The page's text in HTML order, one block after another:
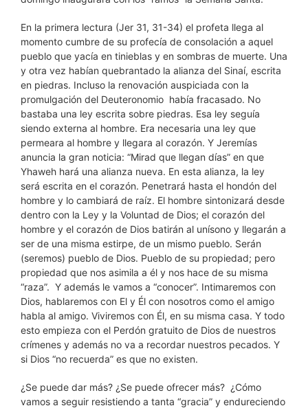
En la primera lectura (Jer 31, 31-34) el profeta llega al
momento cumbre de su profecía de consolación a aquel
pueblo que yacía en tinieblas y en sombras de muerte. Una
y otra vez habían quebrantado la alianza del Sinaí, escrita
en piedras. Incluso la renovación auspiciada con la
promulgación del Deuteronomio había fracasado. No
bastaba una ley escrita sobre piedras. Esa ley seguía
siendo externa al hombre. Era necesaria una ley que
permeara al hombre y llegara al corazón. Y Jeremías
anuncia la gran noticia: “Mirad que llegan días” en que
Yhaweh hará una alianza nueva. En esta alianza, la ley
será escrita en el corazón. Penetrará hasta el hondón del
hombre y lo cambiará de raíz. El hombre sintonizará desde
dentro con la Ley y la Voluntad de Dios; el corazón del
hombre y el corazón de Dios batirán al unísono y llegarán a
ser de una misma estirpe, de un mismo pueblo. Serán
(seremos) pueblo de Dios. Pueblo de su propiedad; pero
propiedad que nos asimila a él y nos hace de su misma
“raza”. Y además le vamos a “conocer”. Intimaremos con
Dios, hablaremos con El y Él con nosotros como el amigo
habla al amigo. Viviremos con Él, en su misma casa. Y todo
esto empieza con el Perdón gratuito de Dios de nuestros
crímenes y además no va a recordar nuestros pecados. Y
si Dios “no recuerda” es que no existen.
¿Se puede dar más? ¿Se puede ofrecer más? ¿Cómo
vamos a seguir resistiendo a tanta “gracia” y endureciendo